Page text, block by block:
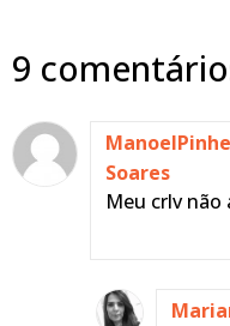
9
Soares
Meu crlv não